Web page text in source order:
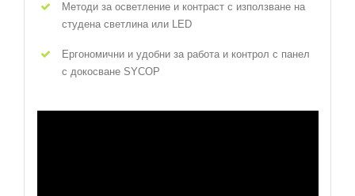
Методи за осветление и контраст с използване на
студена светлина или LED
Ергономични и удобни за работа и контрол с панел
с докосване SYCOP